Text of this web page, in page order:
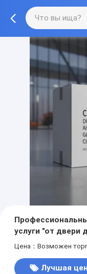
услуги "от двери
глобальным
Цена：Возможен торг
Лучшая